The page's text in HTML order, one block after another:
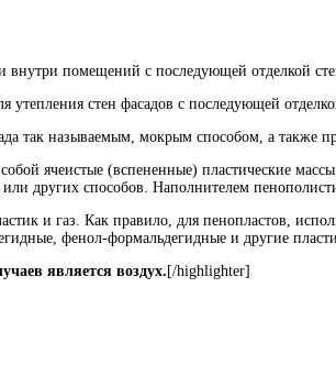
внутри помещений с последующей отделкой
стен фасадов с последующей
так называемым, мокрым способом, а
ячеистые (вспененные) пластические
других способов. Наполнителем
и газ. Как правило, для пенопластов,
фенол-формальдегидные и другие
является воздух.[/highlighter]